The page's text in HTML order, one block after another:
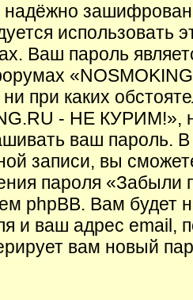
использовать
Ваш пароль
при каких
- НЕ КУРИМ!»,
ваш пароль.
записи, вы
пароля
phpBB. Вам будет
и ваш адрес email,
вам новый